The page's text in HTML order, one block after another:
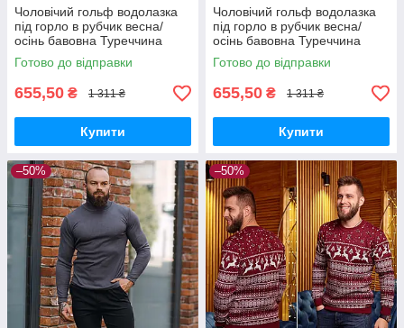
Чоловічий гольф водолазка
під горло в рубчик весна/
осінь бавовна Туреччина
синій
Готово до відправки
655,50 ₴ 1 311 ₴
Купити
Чоловічий гольф водолазка
під горло в рубчик весна/
осінь бавовна Туреччина
сірий
Готово до відправки
655,50 ₴ 1 311 ₴
Купити
–50% –50%